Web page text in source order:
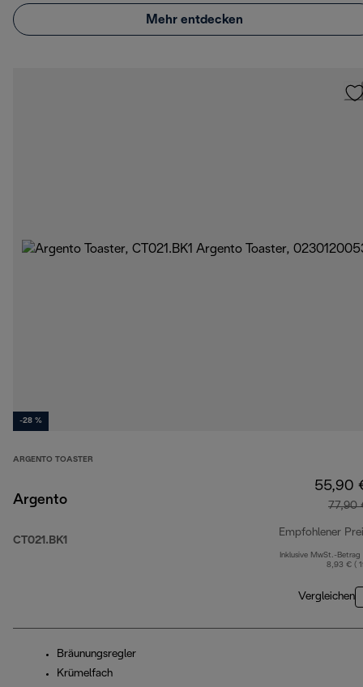
Mehr entdecken
-28 %
ARGENTO TOASTER
Argento
CT021.BK1
55,90
77,90
Empfohlener
Inklusive MwSt.-Betrag
8,93 € (
Vergleichen
Bräunungsregler
Krümelfach